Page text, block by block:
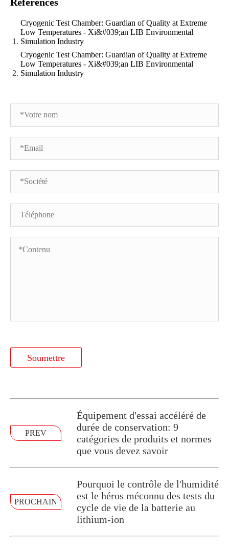
Cryogenic Test Chamber: Guardian of Quality at Extreme
Low Temperatures - Xi&#039;an LIB Environmental
Simulation Industry
Cryogenic Test Chamber: Guardian of Quality at Extreme
Low Temperatures - Xi&#039;an LIB Environmental
Simulation Industry
Soumettre
PREV
Équipement d'essai accéléré de
durée de conservation: 9
catégories de produits et normes
que vous devez savoir
PROCHAIN
Pourquoi le contrôle de l'humidité
est le héros méconnu des tests du
cycle de vie de la batterie au
lithium-ion